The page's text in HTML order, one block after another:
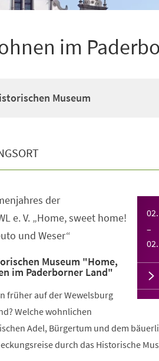
im
Museum
–
der
e. V. „Home, sweet home!
und Weser“
Museum "Home,
im Paderborner Land"
früher auf der Wewelsburg
Welche wohnlichen
Adel, Bürgertum und dem
durch das Historische